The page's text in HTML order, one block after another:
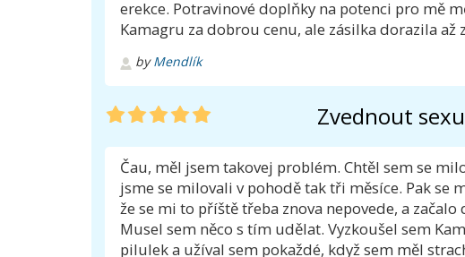
erekce. Potravinové doplňky na potenci pro mě
Kamagru za dobrou cenu, ale zásilka dorazila až
byMendlík
Zvednout
Čau, měl jsem takovej problém. Chtěl sem se
jsme se milovali v pohodě tak tři měsíce. Pak se
že se mi to příště třeba znova nepovede, a
Musel sem něco s tím udělat. Vyzkoušel sem
pilulek a užíval sem pokaždé, když sem měl